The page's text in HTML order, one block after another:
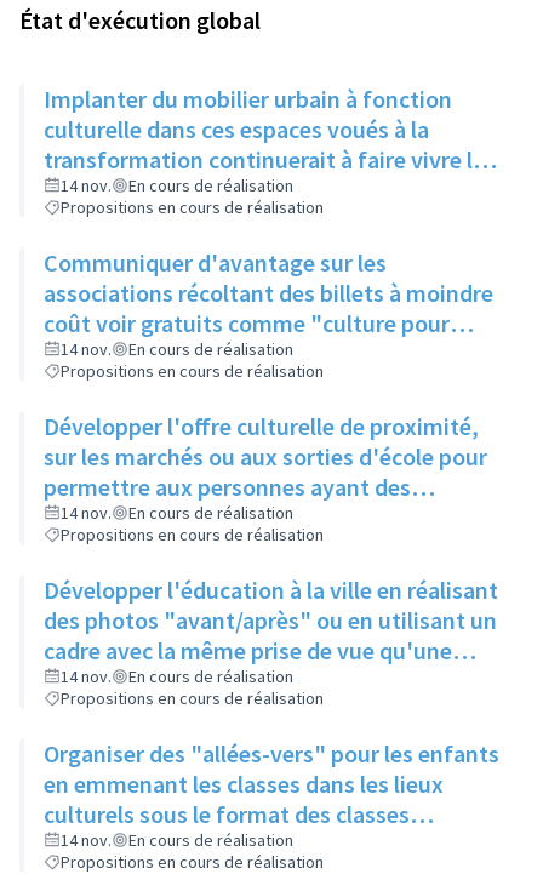
État d'exécution global
Implanter du mobilier urbain à fonction
culturelle dans ces espaces voués à la
transformation continuerait à faire vivre le
secteur
14 nov.
En cours de réalisation
Propositions en cours de réalisation
Communiquer d'avantage sur les
associations récoltant des billets à moindre
coût voir gratuits comme "culture pour
tous" et faire connaitre le PASS Culture
14 nov.
En cours de réalisation
Propositions en cours de réalisation
Développer l'offre culturelle de proximité,
sur les marchés ou aux sorties d'école pour
permettre aux personnes ayant des
problèmes de mobilité d'avoir accès à la
culture
14 nov.
En cours de réalisation
Propositions en cours de réalisation
Développer l'éducation à la ville en réalisant
des photos "avant/après" ou en utilisant un
cadre avec la même prise de vue qu'une
photo posée à proximité
14 nov.
En cours de réalisation
Propositions en cours de réalisation
Organiser des "allées-vers" pour les enfants
en emmenant les classes dans les lieux
culturels sous le format des classes
découvertes
14 nov.
En cours de réalisation
Propositions en cours de réalisation